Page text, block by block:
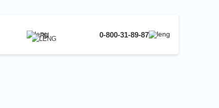
RU 0-800-31-89-87